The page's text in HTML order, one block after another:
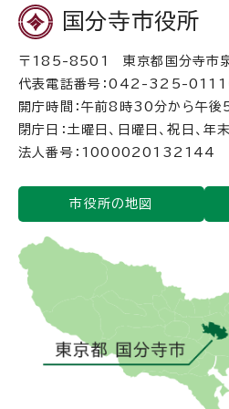
国分寺市役所
〒185-8501 東京都国分寺市
代表電話番号：042-325-0111（
開庁時間：午前8時30分から午後
閉庁日：土曜日、日曜日、祝日、年
法人番号：1000020132144
市役所の地図